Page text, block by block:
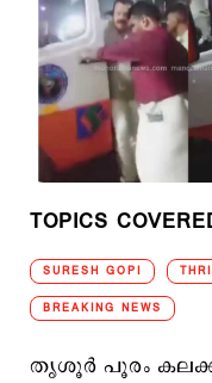
TOPICS
SURESH GOPI
BREAKING NEWS
തൃശൂര്‍ പൂരം